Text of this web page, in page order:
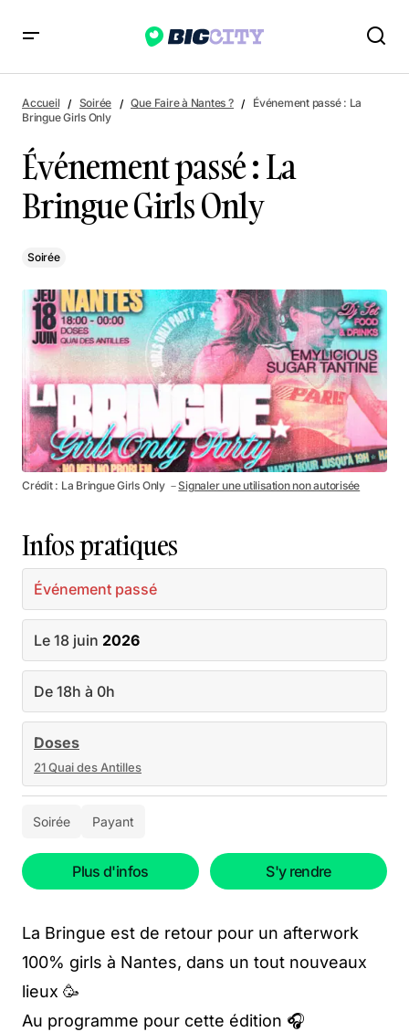
Événement passé : La Bringue Girls Only
Accueil Soirée Que Faire à Nantes ?
Événement passé : La
Bringue Girls Only
Événement passé : La
Bringue Girls Only
Soirée
Crédit : La Bringue Girls Only －Signaler une utilisation non autorisée
Infos pratiques
Événement passé
Le 18 juin 2026
De 18h à 0h
Doses
21 Quai des Antilles
Soirée Payant
Plus d'infos S'y rendre
La Bringue est de retour pour un afterwork
100% girls à Nantes, dans un tout nouveaux
lieux 🥳
Au programme pour cette édition 🎧